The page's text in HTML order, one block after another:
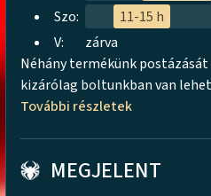
Szo:
11-15 h
V:
zárva
Néhány termékünk
kizárólag boltunkban van
További részletek
MEGJELENT